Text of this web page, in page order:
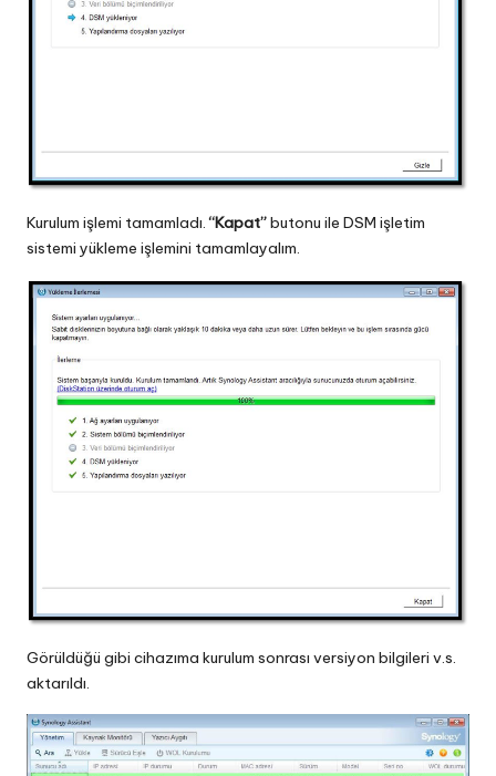
Kurulum işlemi tamamladı.“Kapat”butonu ile DSM işletim
sistemi yükleme işlemini tamamlayalım.
Görüldüğü gibi cihazıma kurulum sonrası versiyon bilgileri v.s.
aktarıldı.